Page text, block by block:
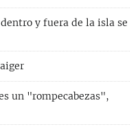
y fuera de la isla se
un "rompecabezas",